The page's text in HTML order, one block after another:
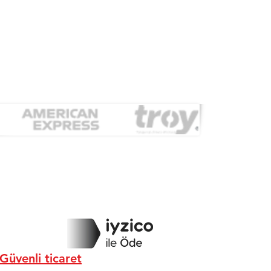
Güvenli ticaret